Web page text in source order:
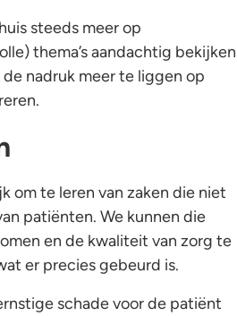
steeds meer op
thema’s aandachtig bekijken
nadruk meer te liggen op
om te leren van zaken die niet
patiënten. We kunnen die
en de kwaliteit van zorg te
er precies gebeurd is.
schade voor de patiënt